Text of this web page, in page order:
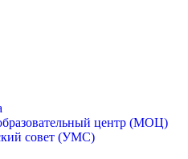
центр (МОЦ)
совет (УМС)